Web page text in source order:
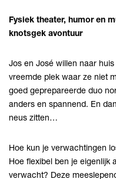
Fysiek theater, humor en
knotsgek avontuur
Jos en José willen naar
vreemde plek waar ze niet
goed geprepareerde duo
anders en spannend. En
neus zitten…
Hoe kun je verwachtingen
Hoe flexibel ben je eigenlijk
verwacht? Deze